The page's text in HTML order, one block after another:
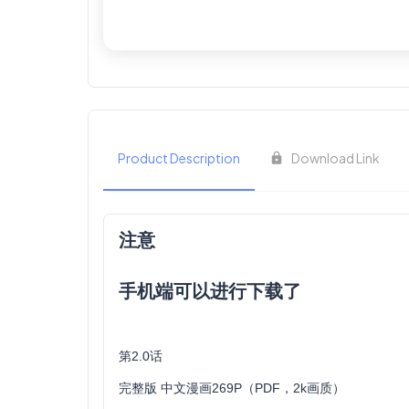
Product Description Download Link
注意
手机端可以进行下载了
第2.0话
完整版 中文漫画269P（PDF，2k画质）